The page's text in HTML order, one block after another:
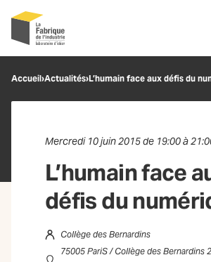
Recherche
Accueil›Actualités›L’humain face aux défis du
Mercredi 10 juin 2015 de 19:00 à
L’humain face
défis du
Collège des Bernardins
75005 PariS / Collège des Bernardins